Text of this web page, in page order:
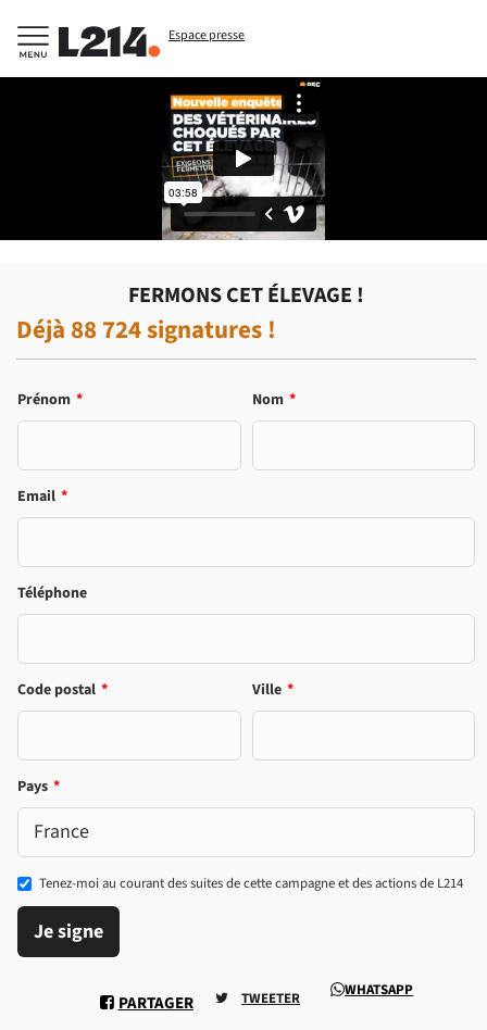
Espace presse
FERMONS CET ÉLEVAGE !
Déjà 88 724signatures !
Prénom * Nom *
Email *
Téléphone
Code postal * Ville *
Pays *
Tenez-moi au courant des suites de cette campagne et des actions de L214
Je signe
PARTAGER TWEETER WHATSAPP